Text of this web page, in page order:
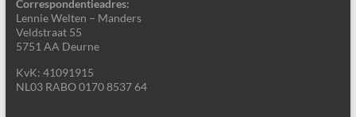
Correspondentieadres:
Lennie Welten – Manders
Veldstraat 55
5751 AA Deurne
KvK: 41091915
NL03 RABO 0170 8537 64